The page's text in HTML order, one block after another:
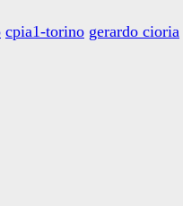
cpia1-torino gerardo cioria